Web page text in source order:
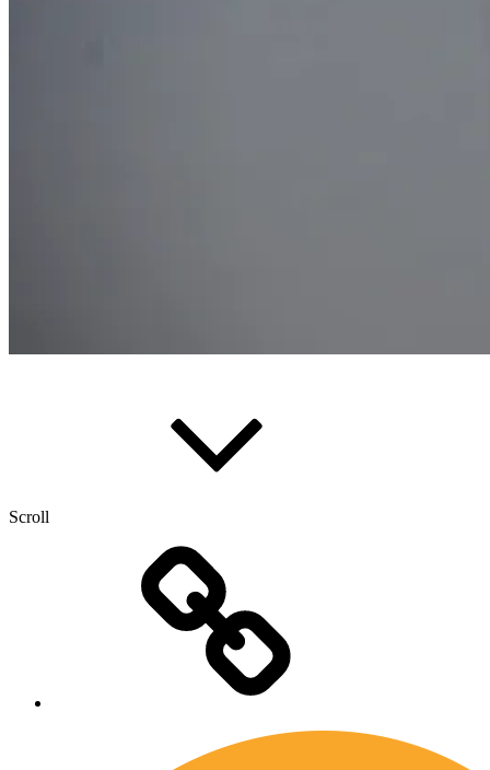
Scroll